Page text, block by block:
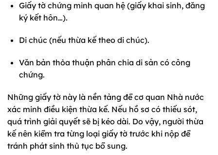
Giấy tờ chứng minh quan hệ (giấy khai sinh, đăng
ký kết hôn…).
Di chúc (nếu thừa kế theo di chúc).
Văn bản thỏa thuận phân chia di sản có công
chứng.
Những giấy tờ này là nền tảng để cơ quan Nhà nước
xác minh điều kiện thừa kế. Nếu hồ sơ có thiếu sót,
quá trình giải quyết sẽ bị kéo dài. Do vậy, người thừa
kế nên kiểm tra từng loại giấy tờ trước khi nộp để
tránh phát sinh thủ tục bổ sung.